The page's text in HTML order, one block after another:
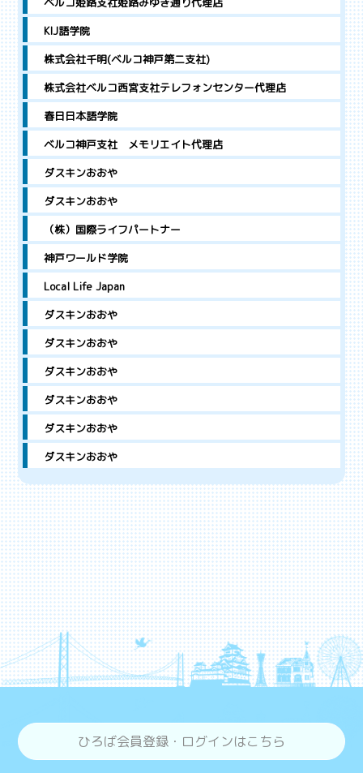
KIJ語学院
株式会社千明(ベルコ神戸第二支社)
株式会社ベルコ西宮支社テレフォンセンター代理店
春日日本語学院
ベルコ神戸支社 メモリエイト代理店
ダスキンおおや
ダスキンおおや
（株）国際ライフパートナー
神戸ワールド学院
Local Life Japan
ダスキンおおや
ダスキンおおや
ダスキンおおや
ダスキンおおや
ダスキンおおや
ダスキンおおや
ひろば会員登録・ログインはこちら